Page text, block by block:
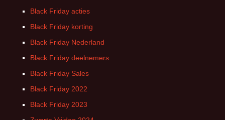
Black Friday acties
Black Friday korting
Black Friday Nederland
Black Friday deelnemers
Black Friday Sales
Black Friday 2022
Black Friday 2023